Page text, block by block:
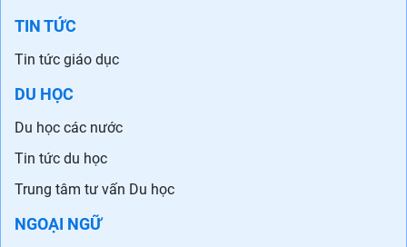
TIN TỨC
Tin tức giáo dục
DU HỌC
Du học các nước
Tin tức du học
Trung tâm tư vấn Du học
NGOẠI NGỮ